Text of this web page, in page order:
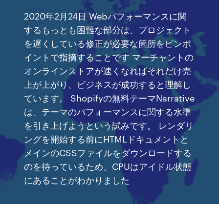
2020年2月24日 Webパフォーマンスに関
するもっとも困難な部分は、プロジェクト
を遅くしている修正が必要な箇所をピンポ
イントで指摘することです マーチャントの
オンラインストアが速くなればそれだけ売
上が上がり、ビジネスが成功すると理解し
ています。 Shopifyの無料テーマNarrative
は、テーマのパフォーマンスに関する水準
を引き上げようという試みです。 レンダリ
ングを開始する前にHTMLドキュメントと
メインのCSSファイルをダウンロードする
のを待っているため、CPUはアイドル状態
にあることがわかりました